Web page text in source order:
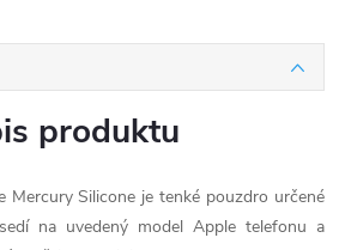
produktu
Mercury Silicone je tenké pouzdro určené
na uvedený model Apple telefonu a